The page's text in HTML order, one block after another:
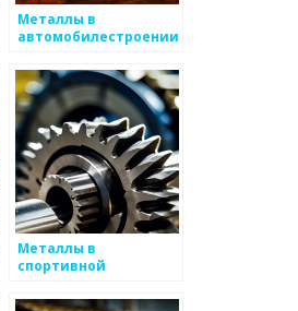
Металлы в
автомобилестроении
Металлы в
спортивной